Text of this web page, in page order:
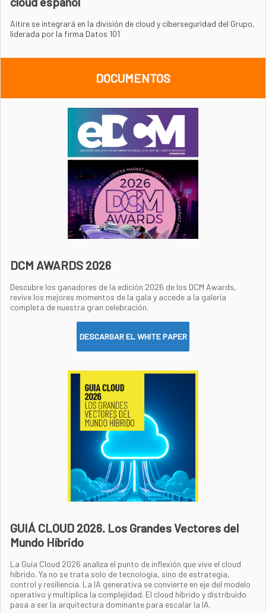
Aitire se integrará en la división de cloud y ciberseguridad del Grupo,
liderada por la firma Datos 101
DOCUMENTOS
DCM AWARDS 2026
Descubre los ganadores de la edición 2026 de los DCM Awards,
revive los mejores momentos de la gala y accede a la galería
completa de nuestra gran celebración.
DESCARGAR EL WHITE PAPER
GUIÁ CLOUD 2026. Los Grandes Vectores del
Mundo Híbrido
La Guía Cloud 2026 analiza el punto de inflexión que vive el cloud
híbrido. Ya no se trata solo de tecnología, sino de estrategia,
control y resiliencia. La IA generativa se convierte en eje del modelo
operativo y multiplica la complejidad. El cloud híbrido y distribuido
pasa a ser la arquitectura dominante para escalar la IA.